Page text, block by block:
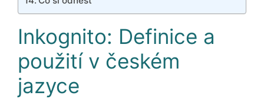
Inkognito: Definice a
použití v českém
jazyce